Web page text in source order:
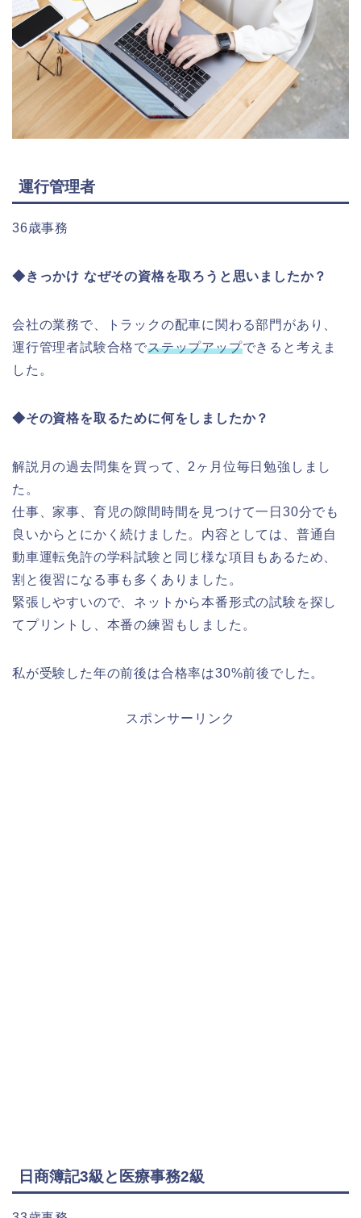
運行管理者
36歳事務
◆きっかけ なぜその資格を取ろうと思いましたか？
会社の業務で、トラックの配車に関わる部門があり、
運行管理者試験合格でステップアップできると考えま
した。
◆その資格を取るために何をしましたか？
解説月の過去問集を買って、2ヶ月位毎日勉強しまし
た。
仕事、家事、育児の隙間時間を見つけて一日30分でも
良いからとにかく続けました。内容としては、普通自
動車運転免許の学科試験と同じ様な項目もあるため、
割と復習になる事も多くありました。
緊張しやすいので、ネットから本番形式の試験を探し
てプリントし、本番の練習もしました。
私が受験した年の前後は合格率は30%前後でした。
スポンサーリンク
日商簿記3級と医療事務2級